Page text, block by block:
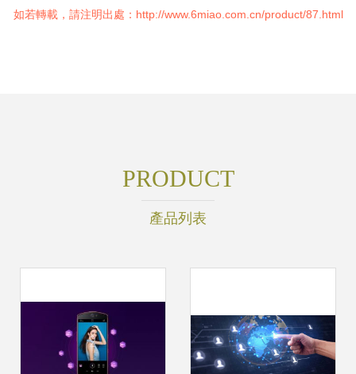
如若轉載，請注明出處：http://www.6miao.com.cn/product/87.html
PRODUCT
產品列表